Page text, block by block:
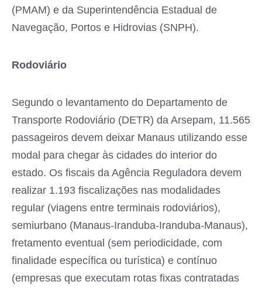
(PMAM) e da Superintendência Estadual de
Navegação, Portos e Hidrovias (SNPH).
Rodoviário
Segundo o levantamento do Departamento de
Transporte Rodoviário (DETR) da Arsepam, 11.565
passageiros devem deixar Manaus utilizando esse
modal para chegar às cidades do interior do
estado. Os fiscais da Agência Reguladora devem
realizar 1.193 fiscalizações nas modalidades
regular (viagens entre terminais rodoviários),
semiurbano (Manaus-Iranduba-Iranduba-Manaus),
fretamento eventual (sem periodicidade, com
finalidade específica ou turística) e contínuo
(empresas que executam rotas fixas contratadas